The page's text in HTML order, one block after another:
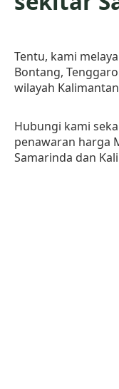
Tentu, kami
Bontang,
wilayah
Hubungi kami
penawaran harga
Samarinda dan